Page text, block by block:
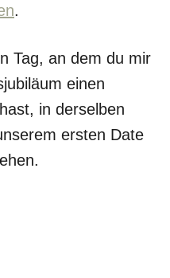
.
Tag, an dem du mir
einen
in derselben
ersten Date